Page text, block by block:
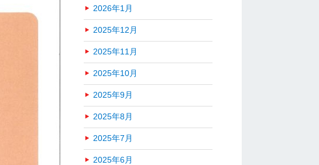
2026年1月
2025年12月
2025年11月
2025年10月
2025年9月
2025年8月
2025年7月
2025年6月